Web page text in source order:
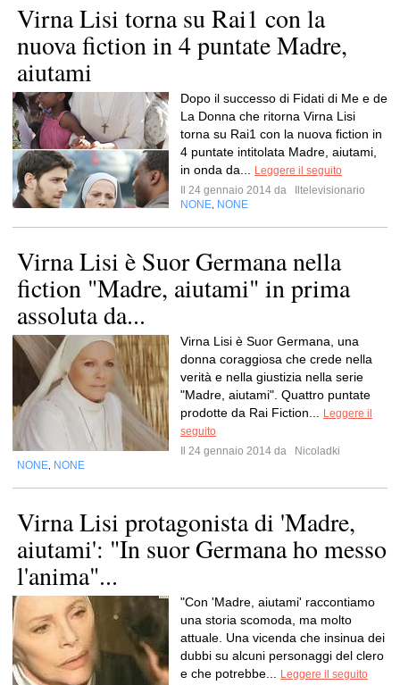
Virna Lisi torna su Rai1 con la
nuova fiction in 4 puntate Madre,
aiutami
Dopo il successo di Fidati di Me e de
La Donna che ritorna Virna Lisi
torna su Rai1 con la nuova fiction in
4 puntate intitolata Madre, aiutami,
in onda da...
Leggere il seguito
Il 24 gennaio 2014 da
Iltelevisionario
NONE NONE
Virna Lisi è Suor Germana nella
fiction "Madre, aiutami" in prima
assoluta da...
Virna Lisi è Suor Germana, una
donna coraggiosa che crede nella
verità e nella giustizia nella serie
"Madre, aiutami". Quattro puntate
prodotte da Rai Fiction...
Leggere il
seguito
Il 24 gennaio 2014 da
Nicoladki
NONE NONE
Virna Lisi protagonista di 'Madre,
aiutami': "In suor Germana ho messo
l'anima"...
"Con 'Madre, aiutami' raccontiamo
una storia scomoda, ma molto
attuale. Una vicenda che insinua dei
dubbi su alcuni personaggi del clero
e che potrebbe...
Leggere il seguito